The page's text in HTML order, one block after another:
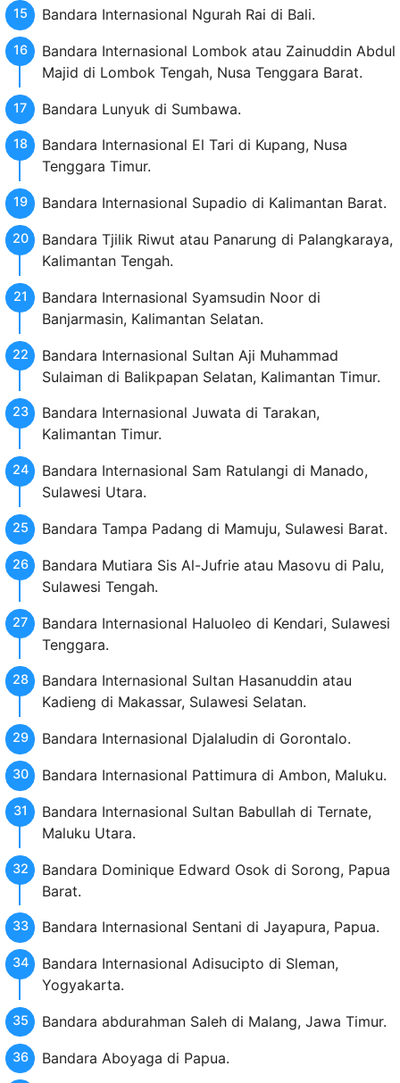
Bandara Internasional Ngurah Rai di Bali.
Bandara Internasional Lombok atau Zainuddin Abdul
Majid di Lombok Tengah, Nusa Tenggara Barat.
Bandara Lunyuk di Sumbawa.
Bandara Internasional El Tari di Kupang, Nusa
Tenggara Timur.
Bandara Internasional Supadio di Kalimantan Barat.
Bandara Tjilik Riwut atau Panarung di Palangkaraya,
Kalimantan Tengah.
Bandara Internasional Syamsudin Noor di
Banjarmasin, Kalimantan Selatan.
Bandara Internasional Sultan Aji Muhammad
Sulaiman di Balikpapan Selatan, Kalimantan Timur.
Bandara Internasional Juwata di Tarakan,
Kalimantan Timur.
Bandara Internasional Sam Ratulangi di Manado,
Sulawesi Utara.
Bandara Tampa Padang di Mamuju, Sulawesi Barat.
Bandara Mutiara Sis Al-Jufrie atau Masovu di Palu,
Sulawesi Tengah.
Bandara Internasional Haluoleo di Kendari, Sulawesi
Tenggara.
Bandara Internasional Sultan Hasanuddin atau
Kadieng di Makassar, Sulawesi Selatan.
Bandara Internasional Djalaludin di Gorontalo.
Bandara Internasional Pattimura di Ambon, Maluku.
Bandara Internasional Sultan Babullah di Ternate,
Maluku Utara.
Bandara Dominique Edward Osok di Sorong, Papua
Barat.
Bandara Internasional Sentani di Jayapura, Papua.
Bandara Internasional Adisucipto di Sleman,
Yogyakarta.
Bandara abdurahman Saleh di Malang, Jawa Timur.
Bandara Aboyaga di Papua.